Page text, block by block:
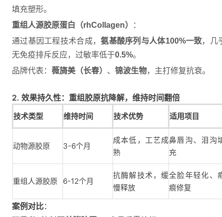
填充塑形。
重组人源胶原蛋白（rhCollagen）
：
通过基因工程技术合成，氨基酸序列与人体100%一致，几
无免疫排斥反应，过敏率低于0.5%。
品牌代表： 薇旖美（长春） 、 锦波生物，主打修复抗衰。
2. 效果持久性：重组胶原抗降解，维持时间翻倍
技术类型 维持时间 技术优势 适用项目
动物源胶原 3-6个月
成本低，工艺成
熟
鼻唇沟、泪沟
充
重组人源胶原 6-12个月
抗酶解技术，缓
慢释放
全脸年轻化、
痕修复
案例对比：